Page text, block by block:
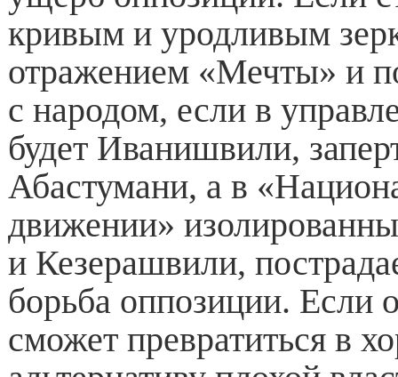
кривым и уродливым
отражением «Мечты» и
с народом, если в
будет Иванишвили,
Абастумани, а в
движении»
и Кезерашвили,
борьба оппозиции. Если
сможет превратиться в